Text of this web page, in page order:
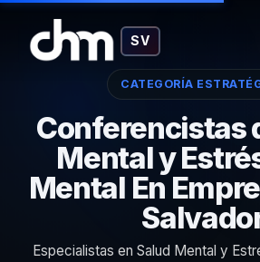
SV
CATEGORÍA
Conferencistas
Mental y
Mental En
Especialistas en Salud Mental y